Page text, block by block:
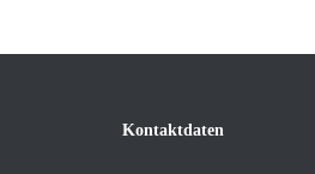
Kontaktdaten